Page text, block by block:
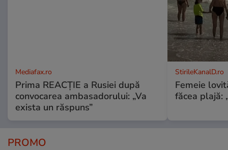
Mediafax.ro
Prima REACȚIE a Rusiei după
convocarea ambasadorului: „Va
exista un răspuns”
StirileKanalD.ro
Femeie
făcea plajă:
PROMO